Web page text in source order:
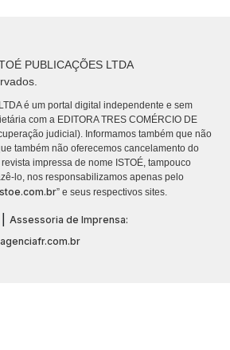
PUBLICAÇÕES LTDA
é um portal digital independente e sem
com a EDITORA TRES COMÉRCIO DE
judicial). Informamos também que não
também não oferecemos cancelamento do
impressa de nome ISTOÉ, tampouco
lo, nos responsabilizamos apenas pelo
” e seus respectivos sites.
Assessoria de Imprensa: